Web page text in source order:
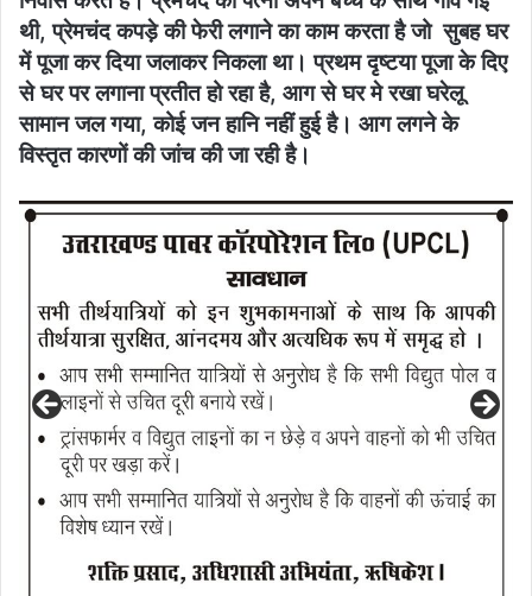
थी, प्रेमचंद कपड़े की फेरी लगाने का काम करता है जो सुबह घर
में पूजा कर दिया जलाकर निकला था। प्रथम दृष्टया पूजा के दिए
से घर पर लगाना प्रतीत हो रहा है, आग से घर मे रखा घरेलू
सामान जल गया, कोई जन हानि नहीं हुई है। आग लगने के
विस्तृत कारणों की जांच की जा रही है।